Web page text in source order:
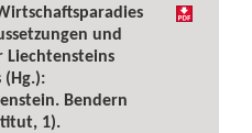
und
Bendern
1).